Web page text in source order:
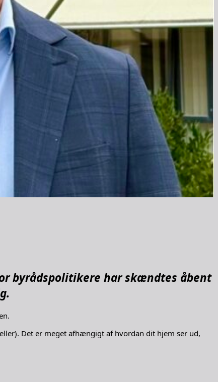
byrådspolitikere har skændtes åbent
Det er meget afhængigt af hvordan dit hjem ser ud,